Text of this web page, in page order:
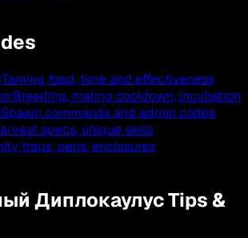
Taming food, time and effectiveness
Breeding, mating cooldown, incubation
Spawn commands and admin codes
specs, unique skills
traps, pens, enclosures
Диплокаулус Tips &